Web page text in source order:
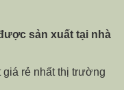
sản xuất tại nhà
giá rẻ nhất thị trường